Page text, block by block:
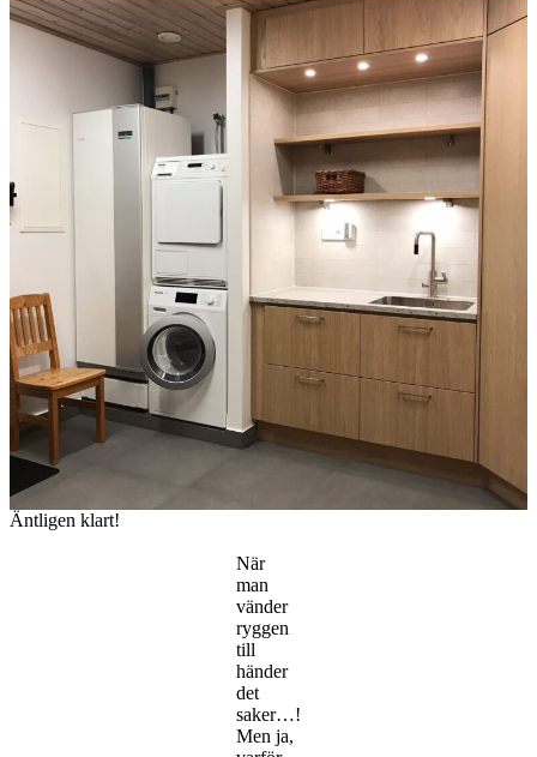
Äntligen klart!
När
man
vänder
ryggen
till
händer
det
saker…!
Men ja,